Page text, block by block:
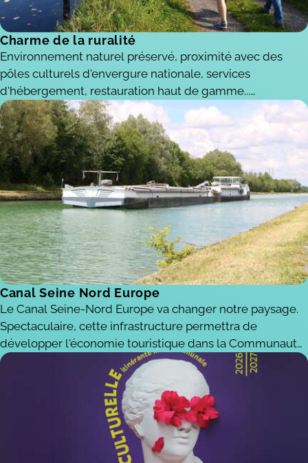
Charme de la ruralité
Environnement naturel préservé, proximité avec des
pôles culturels d'envergure nationale, services
d'hébergement, restauration haut de gamme...
L'implantation sur le territoire d'Osartis-Marquion offre un
niveau de vie supérieur à la moyenne régionale en
conciliant dynamisme économique et mise en valeur de
l'environnement.
Canal Seine Nord Europe
Le Canal Seine-Nord Europe va changer notre paysage.
Spectaculaire, cette infrastructure permettra de
développer l'économie touristique dans la Communauté
de Communes.